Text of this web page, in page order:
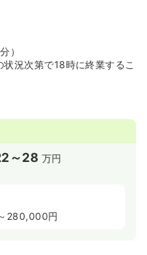
）
況次第で18時に終業するこ
～28 万円
280,000円